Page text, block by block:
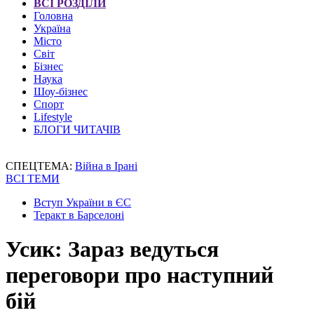
ВСІ РОЗДІЛИ
Головна
Україна
Місто
Світ
Бізнес
Наука
Шоу-бізнес
Спорт
Lifestyle
БЛОГИ ЧИТАЧІВ
СПЕЦТЕМА: Війна в Ірані
ВСІ ТЕМИ
Вступ України в ЄС
Теракт в Барселоні
Усик: Зараз ведуться
переговори про наступний
бій